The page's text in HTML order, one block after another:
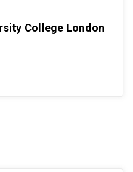
College London